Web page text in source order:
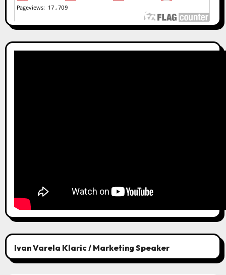
Ivan Varela Klaric / Marketing Speaker